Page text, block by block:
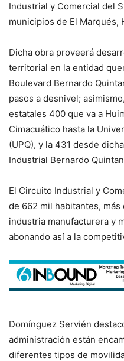
Industrial y Comercial del
municipios de El Marqués,
Dicha obra proveerá
territorial en la entidad
Boulevard Bernardo
pasos a desnivel;
estatales 400 que va a
Cimacuático hasta la
(UPQ), y la 431 desde
Industrial Bernardo
El Circuito Industrial y
de 662 mil habitantes,
industria manufacturera y
abonando así a la
Domínguez Servién
administración están
diferentes tipos de